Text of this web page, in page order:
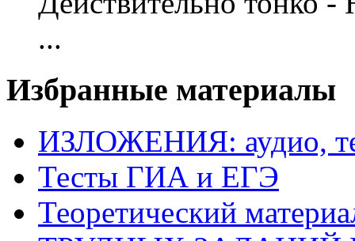
...
Избранные материалы
ИЗЛОЖЕНИЯ: аудио,
Тесты ГИА и ЕГЭ
Теоретический